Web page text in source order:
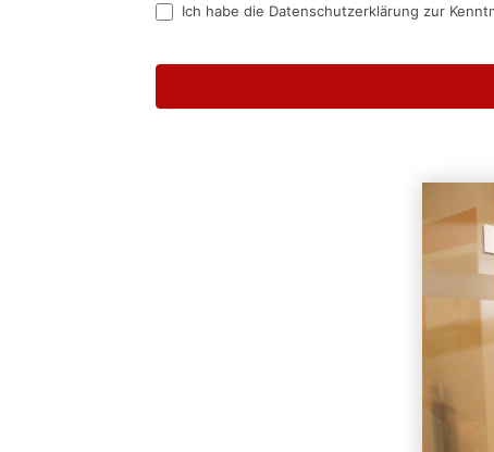
Ich habe die Datenschutzerklärung zur